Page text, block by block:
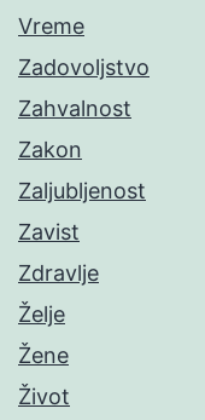
Vreme
Zadovoljstvo
Zahvalnost
Zakon
Zaljubljenost
Zavist
Zdravlje
Želje
Žene
Život